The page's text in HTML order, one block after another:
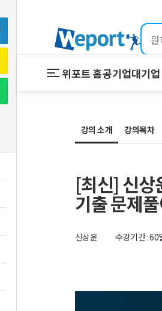
위포트 홈공기업대기
프리패스
스마트학
강의 소개 강의목차
[최신] 신상
기출 문제
신상윤 수강기간 : 60